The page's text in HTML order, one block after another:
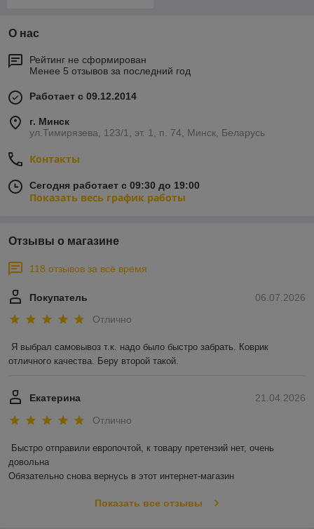
О нас
Рейтинг не сформирован
Менее 5 отзывов за последний год
Работает с 09.12.2014
г. Минск
ул.Тимирязева, 123/1, эт. 1, п. 74, Минск, Беларусь
Контакты
Сегодня работает с 09:30 до 19:00
Показать весь график работы
Отзывы о магазине
118 отзывов за всё время
06.07.2026
Покупатель
Отлично
Я выбрал самовывоз т.к. надо было быстро забрать. Коврик
отличного качества. Беру второй такой.
21.04.2026
Екатерина
Отлично
Быстро отправили европочтой, к товару претензий нет, очень
довольна
Обязательно снова вернусь в этот интернет-магазин
Показать все отзывы